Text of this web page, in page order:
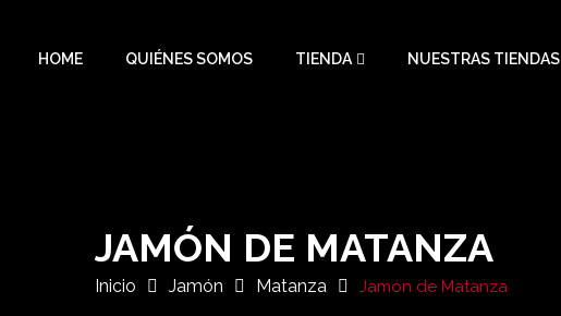
HOME QUIÉNES SOMOS TIENDA NUESTRAS TIENDAS
JAMÓN DE MATANZA
Inicio Jamón Matanza Jamón de Matanza